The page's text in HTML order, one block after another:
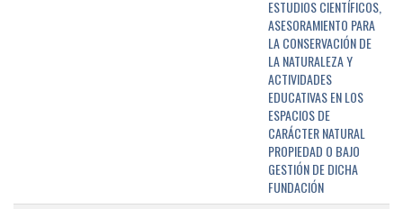
ESTUDIOS CIENTÍFICOS,
ASESORAMIENTO PARA
LA CONSERVACIÓN DE
LA NATURALEZA Y
ACTIVIDADES
EDUCATIVAS EN LOS
ESPACIOS DE
CARÁCTER NATURAL
PROPIEDAD O BAJO
GESTIÓN DE DICHA
FUNDACIÓN